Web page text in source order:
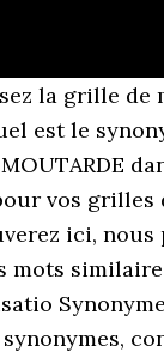
la grille de
est le
vos grilles
ici,